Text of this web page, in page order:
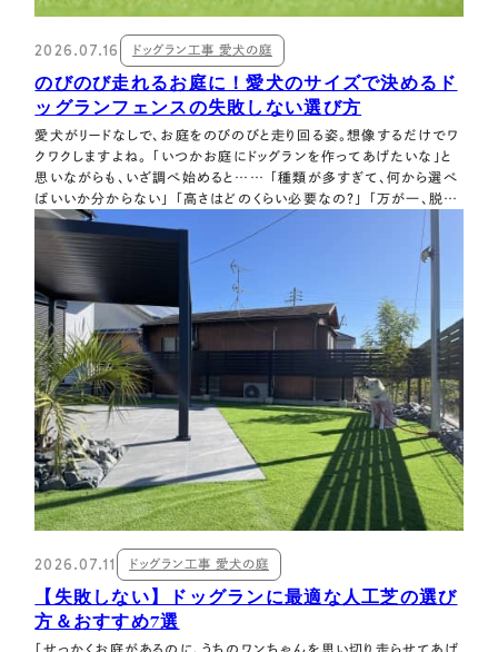
2026.07.16 ドッグラン工事 愛犬の庭
のびのび走れるお庭に！愛犬のサイズで決めるド
ッグランフェンスの失敗しない選び方
愛犬がリードなしで、お庭をのびのびと走り回る姿。想像するだけでワ
クワクしますよね。 「いつかお庭にドッグランを作ってあげたいな」と
思いながらも、いざ調べ始めると…… 「種類が多すぎて、何から選べ
ばいいか分からない」 「高さはどのくらい必要なの？」 「万が一、脱走
したらどうしよう……」 と、疑問や不安が次々と出てきて足踏みしてし
まう方はとても多いです。 でも、安心してください！ ドッグランのフェン
ス選…
2026.07.11 ドッグラン工事 愛犬の庭
【失敗しない】ドッグランに最適な人工芝の選び
方＆おすすめ7選
「せっかくお庭があるのに、うちのワンちゃんを思い切り走らせてあげ